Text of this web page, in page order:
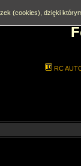
RC
(cookies), dzięki